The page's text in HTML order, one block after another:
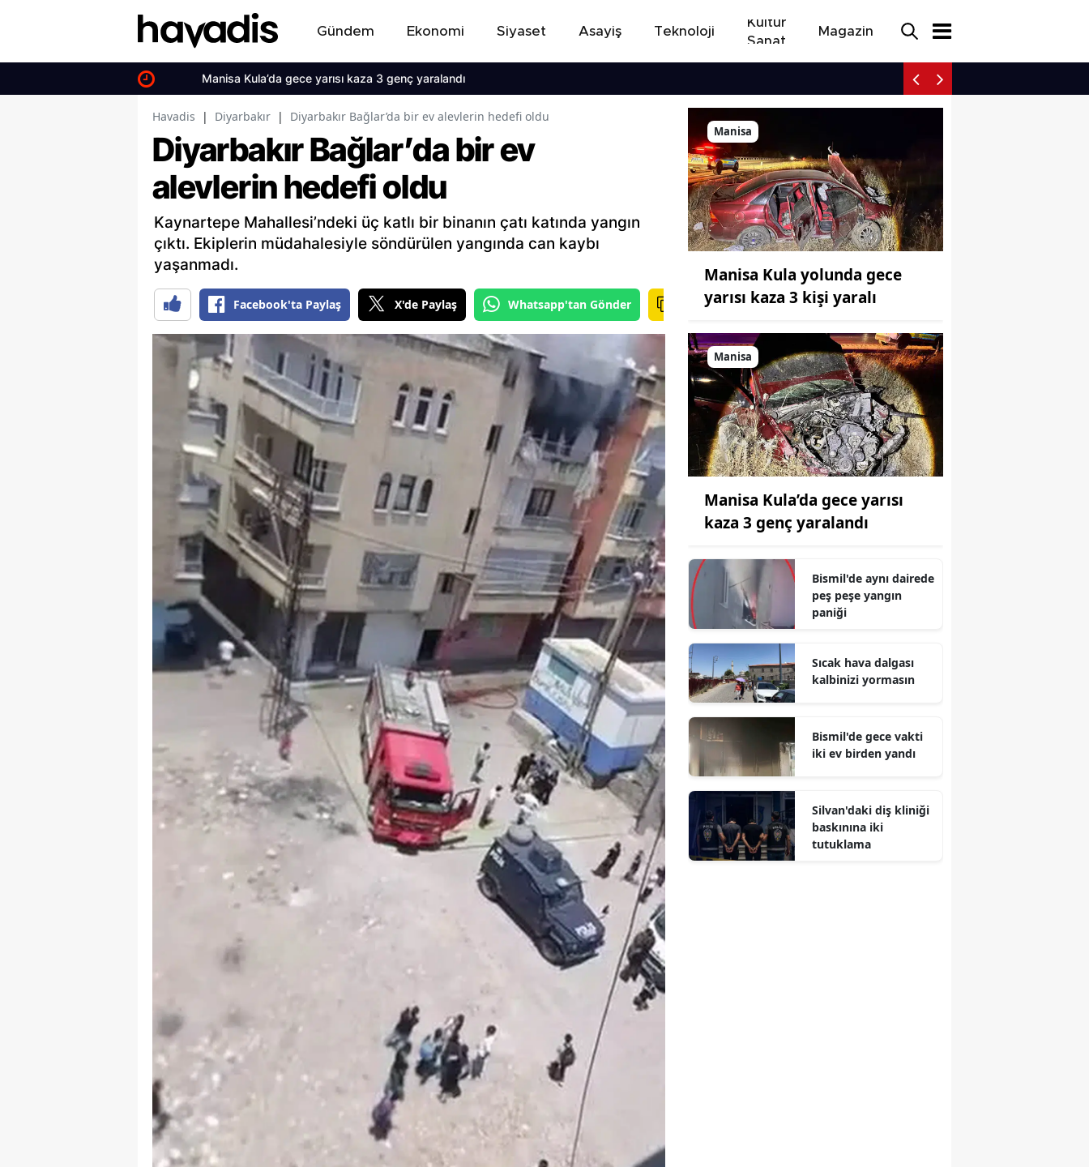
Gündem Ekonomi Siyaset Asayiş Teknoloji
Kültür
Sanat
Magazin
Manisa Kula’da gece yarısı kaza 3 genç yaralandı
Havadis | Diyarbakır | Diyarbakır Bağlar’da bir ev alevlerin hedefi oldu
Diyarbakır Bağlar’da bir ev
alevlerin hedefi oldu
Kaynartepe Mahallesi’ndeki üç katlı bir binanın çatı katında yangın
çıktı. Ekiplerin müdahalesiyle söndürülen yangında can kaybı
yaşanmadı.
Facebook'ta Paylaş X'de Paylaş Whatsapp'tan Gönder
Manisa
Manisa Kula yolunda gece
yarısı kaza 3 kişi yaralı
Manisa
Manisa Kula’da gece yarısı
kaza 3 genç yaralandı
Bismil'de aynı dairede
peş peşe yangın
paniği
Sıcak hava dalgası
kalbinizi yormasın
Bismil'de gece vakti
iki ev birden yandı
Silvan'daki diş kliniği
baskınına iki
tutuklama